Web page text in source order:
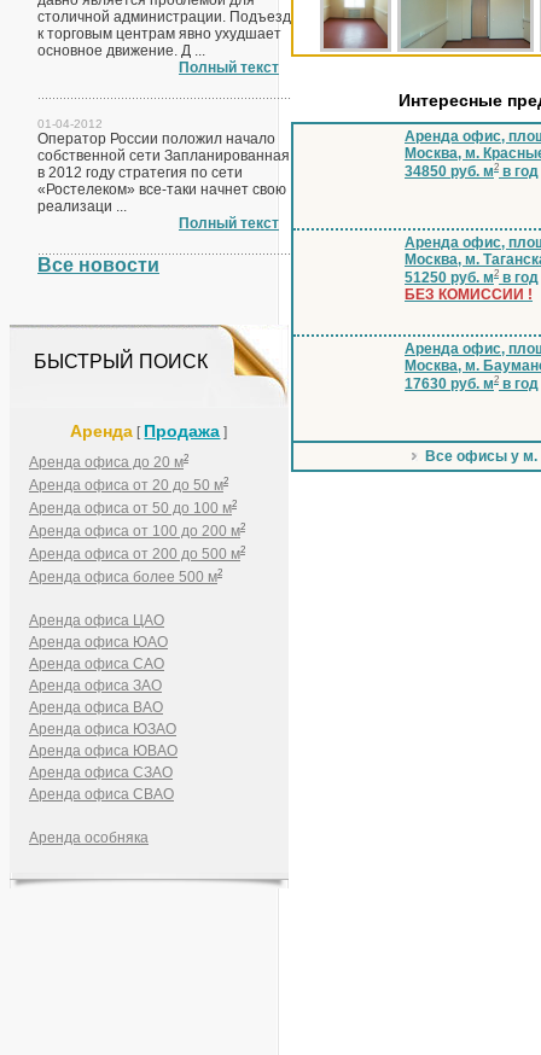
столичной администрации. Подъезд
к торговым центрам явно ухудшает
основное движение. Д ...
Полный текст
01-04-2012
Оператор России положил начало
собственной сети Запланированная
в 2012 году стратегия по сети
«Ростелеком» все-таки начнет свою
реализаци ...
Полный текст
Все новости
БЫСТРЫЙ ПОИСК
Аренда [ Продажа ]
Аренда офиса до 20 м2
Аренда офиса от 20 до 50 м2
Аренда офиса от 50 до 100 м2
Аренда офиса от 100 до 200 м2
Аренда офиса от 200 до 500 м2
Аренда офиса более 500 м2
Аренда офиса ЦАО
Аренда офиса ЮАО
Аренда офиса САО
Аренда офиса ЗАО
Аренда офиса ВАО
Аренда офиса ЮЗАО
Аренда офиса ЮВАО
Аренда офиса СЗАО
Аренда офиса СВАО
Аренда особняка
Интересные
Аренда офис,
Москва, м.
34850 руб. м2 в год
Аренда офис,
Москва, м.
51250 руб. м2 в год
БЕЗ КОМИССИИ !
Аренда офис,
Москва, м.
17630 руб. м2 в год
Все офисы у м.